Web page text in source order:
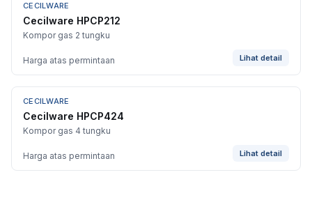
CECILWARE
Cecilware HPCP212
Kompor gas 2 tungku
Harga atas permintaan Lihat detail
CECILWARE
Cecilware HPCP424
Kompor gas 4 tungku
Harga atas permintaan Lihat detail